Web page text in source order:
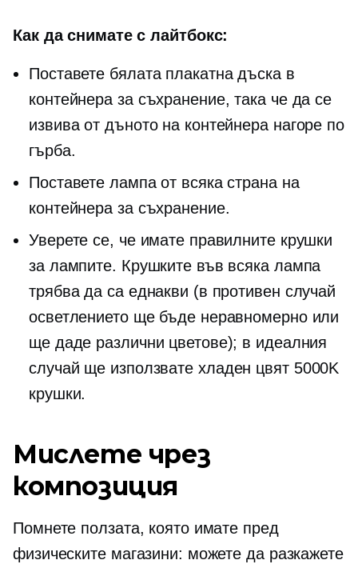
Как да снимате с лайтбокс:
Поставете бялата плакатна дъска в
контейнера за съхранение, така че да се
извива от дъното на контейнера нагоре по
гърба.
Поставете лампа от всяка страна на
контейнера за съхранение.
Уверете се, че имате правилните крушки
за лампите. Крушките във всяка лампа
трябва да са еднакви (в противен случай
осветлението ще бъде неравномерно или
ще даде различни цветове); в идеалния
случай ще използвате хладен цвят5000K
крушки.
Мислете чрез
композиция
Помнете ползата, която имате пред
физическите магазини: можете да разкажете